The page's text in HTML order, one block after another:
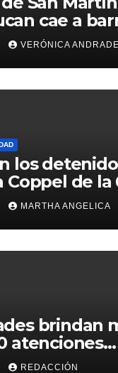
cae a
VERÓNICA
los
Coppel de la
MARTHA ANGELICA
brindan
atenciones
en
REDACCIÓN